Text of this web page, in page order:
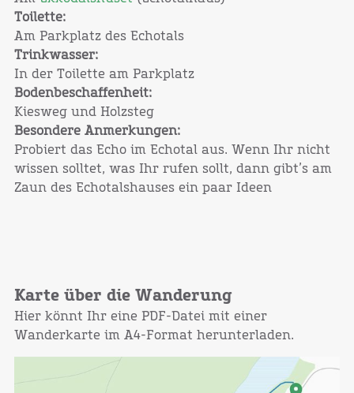
Toilette:
Am Parkplatz des Echotals
Trinkwasser:
In der Toilette am Parkplatz
Bodenbeschaffenheit:
Kiesweg und Holzsteg
Besondere Anmerkungen:
Probiert das Echo im Echotal aus. Wenn Ihr nicht
wissen solltet, was Ihr rufen sollt, dann gibt’s am
Zaun des Echotalshauses ein paar Ideen
Karte über die Wanderung
Hier könnt Ihr eine PDF-Datei mit einer
Wanderkarte im A4-Format herunterladen.